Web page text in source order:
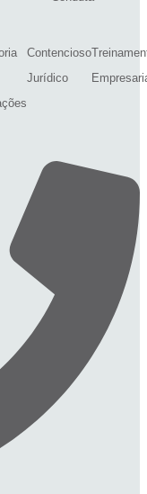
Contencioso
Jurídico